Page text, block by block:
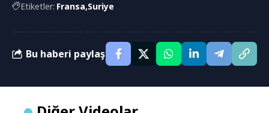
Etiketler: Fransa Suriye
Bu haberi paylaş